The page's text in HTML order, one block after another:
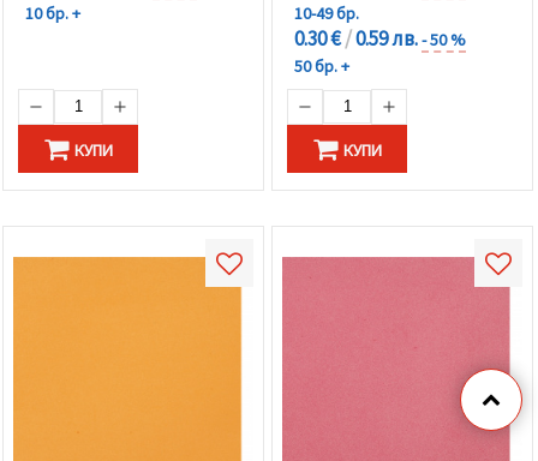
10 бр. +
КУПИ
10-49 бр.
0.30 €/0.59 лв.- 50 %
50 бр. +
КУПИ